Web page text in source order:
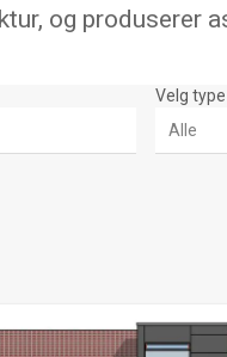
og produserer
Velg type